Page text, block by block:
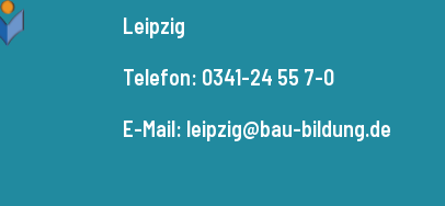
Leipzig
Telefon: 0341-24 55 7-0
E-Mail: leipzig@bau-bildung.de